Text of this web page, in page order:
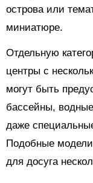
острова или
миниатюре.
Отдельную
центры с
могут быть
бассейны,
даже
Подобные
для досуга